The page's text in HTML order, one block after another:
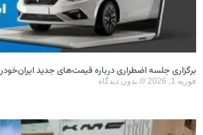
برگزاری جلسه اضطراری درباره قیمت‌های جدید ایران‌خودرو
فوریه 1, 2026 بدون دیدگاه